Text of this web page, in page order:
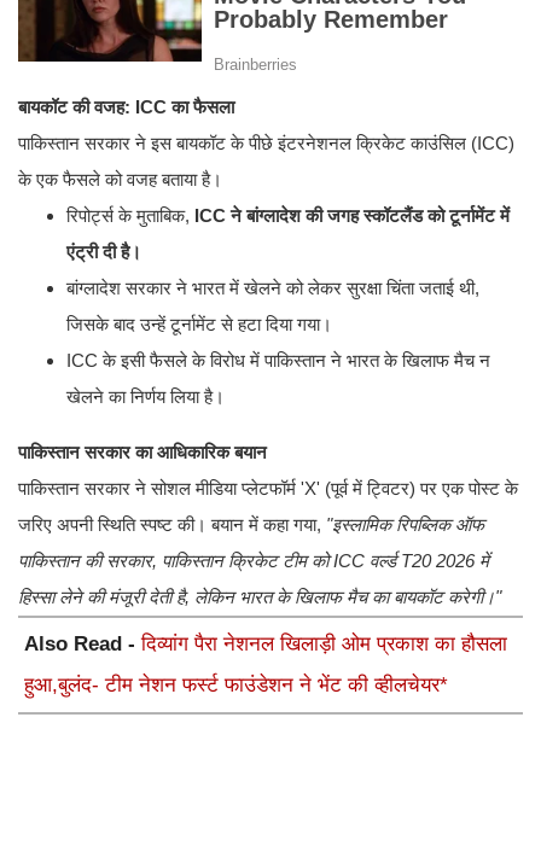
बायकॉट की वजह: ICC का फैसला
पाकिस्तान सरकार ने इस बायकॉट के पीछे इंटरनेशनल क्रिकेट काउंसिल (ICC)
के एक फैसले को वजह बताया है।
​रिपोर्ट्स के मुताबिक, ICC ने बांग्लादेश की जगह स्कॉटलैंड को टूर्नामेंट में
एंट्री दी है।
​बांग्लादेश सरकार ने भारत में खेलने को लेकर सुरक्षा चिंता जताई थी,
जिसके बाद उन्हें टूर्नामेंट से हटा दिया गया।
​ICC के इसी फैसले के विरोध में पाकिस्तान ने भारत के खिलाफ मैच न
खेलने का निर्णय लिया है।
पाकिस्तान सरकार का आधिकारिक बयान
पाकिस्तान सरकार ने सोशल मीडिया प्लेटफॉर्म 'X' (पूर्व में ट्विटर) पर एक पोस्ट के
जरिए अपनी स्थिति स्पष्ट की। बयान में कहा गया, "इस्लामिक रिपब्लिक ऑफ
पाकिस्तान की सरकार, पाकिस्तान क्रिकेट टीम को ICC वर्ल्ड T20 2026 में
हिस्सा लेने की मंजूरी देती है, लेकिन भारत के खिलाफ मैच का बायकॉट करेगी।"
Also Read -दिव्यांग पैरा नेशनल खिलाड़ी ओम प्रकाश का हौसला
हुआ,बुलंद- टीम नेशन फर्स्ट फाउंडेशन ने भेंट की व्हीलचेयर*